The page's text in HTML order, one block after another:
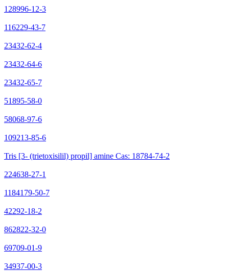
128996-12-3
116229-43-7
23432-62-4
23432-64-6
23432-65-7
51895-58-0
58068-97-6
109213-85-6
Tris [3- (trietoxisilil) propil] amine Cas: 18784-74-2
224638-27-1
1184179-50-7
42292-18-2
862822-32-0
69709-01-9
34937-00-3